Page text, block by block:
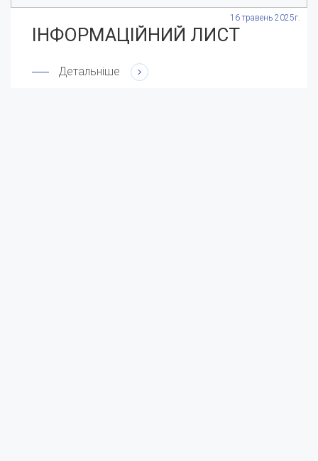
16 травень 2025г.
ІНФОРМАЦІЙНИЙ ЛИСТ
Детальніше